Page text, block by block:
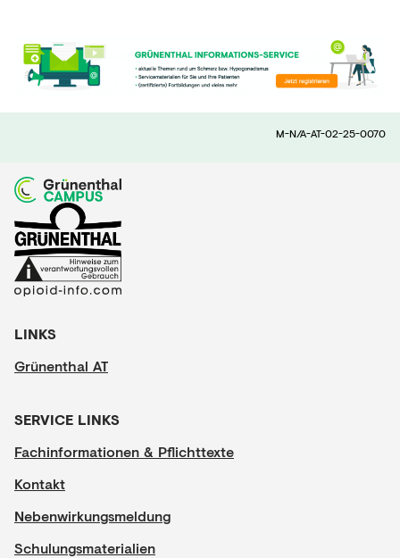
M-N/A-AT-02-25-0070
LINKS
Grünenthal AT
SERVICE LINKS
Fachinformationen & Pflichttexte
Kontakt
Nebenwirkungsmeldung
Schulungsmaterialien